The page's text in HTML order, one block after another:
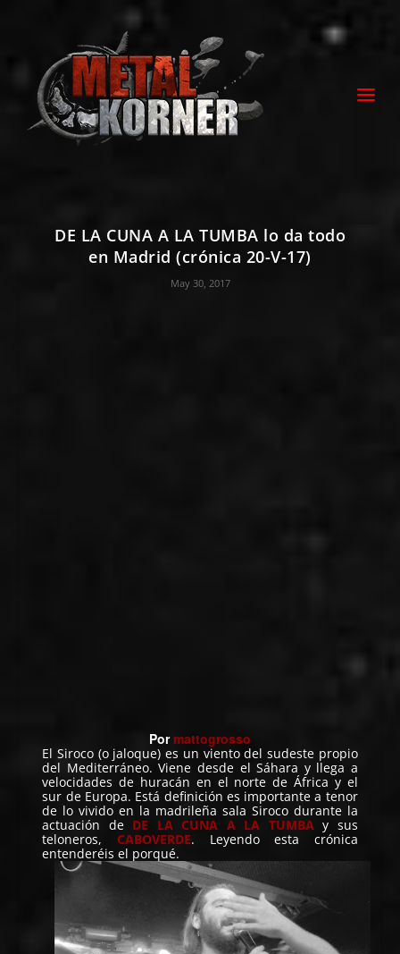
DE LA CUNA A LA TUMBA lo da todo
en Madrid (crónica 20-V-17)
May 30, 2017
Por mattogrosso
El Siroco (o jaloque) es un viento del sudeste propio
del Mediterráneo. Viene desde el Sáhara y llega a
velocidades de huracán en el norte de África y el
sur de Europa. Está definición es importante a tenor
de lo vivido en la madrileña sala Siroco durante la
actuación de DE LA CUNA A LA TUMBAy sus
teloneros, CABOVERDE. Leyendo esta crónica
entenderéis el porqué.